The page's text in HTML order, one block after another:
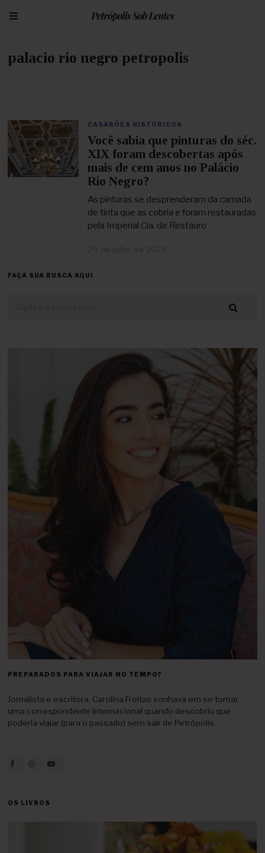
palacio rio negro petropolis
CASARÕES HISTÓRICOS
Você sabia que pinturas do séc.
XIX foram descobertas após
mais de cem anos no Palácio
Rio Negro?
As pinturas se desprenderam da camada
de tinta que as cobria e foram restauradas
pela Imperial Cia. de Restauro
FAÇA SUA BUSCA AQUI
PREPARADOS PARA VIAJAR NO TEMPO?
Jornalista e escritora, Carolina Freitas sonhava em se tornar
uma correspondente internacional quando descobriu que
poderia viajar (para o passado) sem sair de Petrópolis.
OS LIVROS